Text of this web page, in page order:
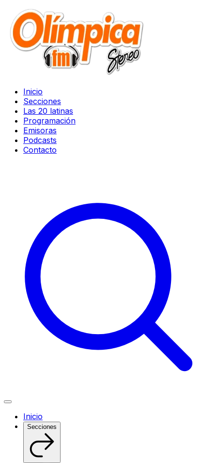
Inicio
Secciones
Las 20 latinas
Programación
Emisoras
Podcasts
Contacto
Inicio
Secciones